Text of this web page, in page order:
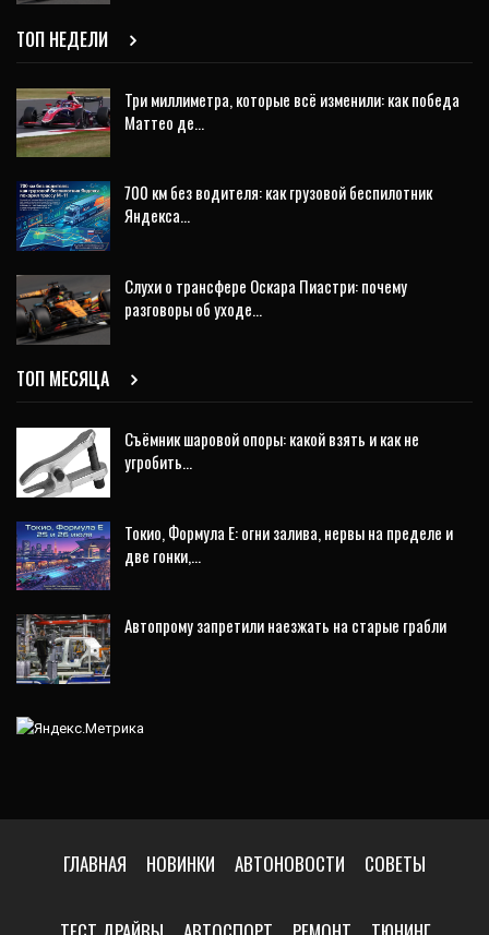
ТОП НЕДЕЛИ
Три миллиметра, которые всё изменили: как победа
Маттео де…
700 км без водителя: как грузовой беспилотник
Яндекса…
Слухи о трансфере Оскара Пиастри: почему
разговоры об уходе…
ТОП МЕСЯЦА
Съёмник шаровой опоры: какой взять и как не
угробить…
Токио, Формула E: огни залива, нервы на пределе и
две гонки,…
Автопрому запретили наезжать на старые грабли
ГЛАВНАЯ НОВИНКИ АВТОНОВОСТИ СОВЕТЫ